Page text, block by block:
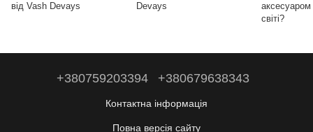
від Vash Devays
Devays
світі?
+380759203394 +380679638343
Контактна інформація
Повна версія сайту